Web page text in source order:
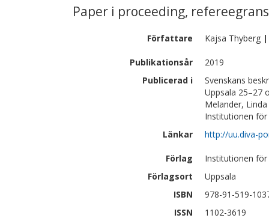
Paper i proceeding,
Författare Kajsa Thyberg |
Publikationsår
2019
Publicerad i
Svenskans
Uppsala 25–27
Melander,
Institutionen för
Länkar
http://uu.diva-
Förlag
Institutionen för
Förlagsort
Uppsala
ISBN
978-91-519-
ISSN
1102-3619